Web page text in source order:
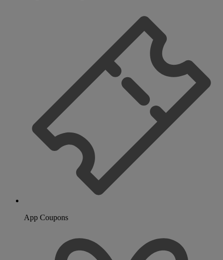
App Coupons